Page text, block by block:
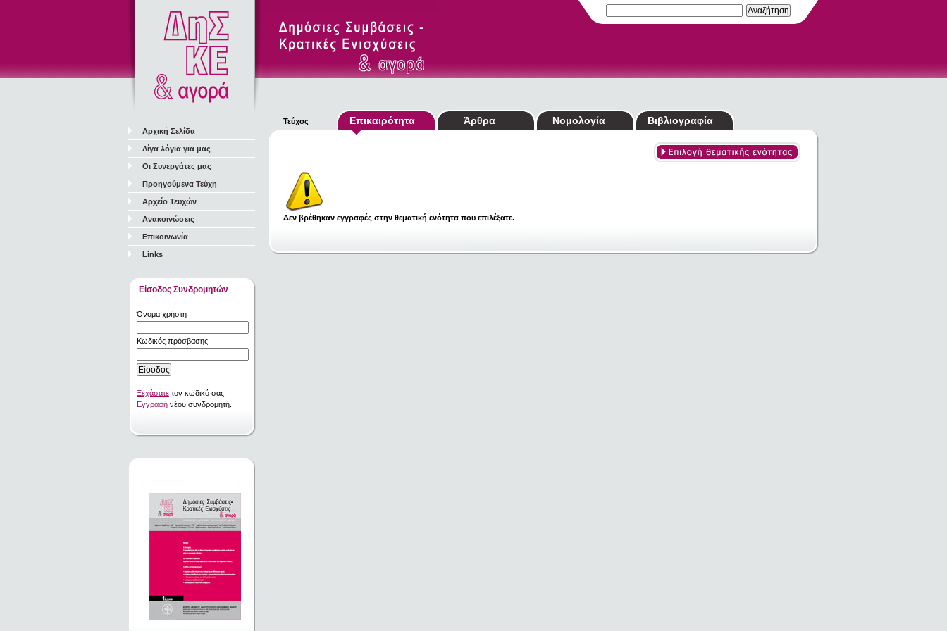
Αρχική Σελίδα
Λίγα λόγια για μας
Οι Συνεργάτες μας
Προηγούμενα Τεύχη
Αρχείο Τευχών
Ανακοινώσεις
Επικοινωνία
Links
Είσοδος Συνδρομητών
Όνομα χρήστη
Κωδικός πρόσβασης
Ξεχάσατε τον κωδικό σας;
Εγγραφή νέου συνδρομητή.
Τεύχος Επικαιρότητα Άρθρα Νομολογία Βιβλιογραφία
Δεν βρέθηκαν εγγραφές στην θεματική ενότητα που επιλέξατε.